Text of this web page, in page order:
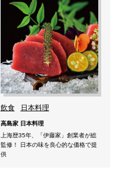
飲食 日本料理
高島家 日本料理
上海歴35年、「伊藤家」創業者が総
監修！ 日本の味を良心的な価格で提
供